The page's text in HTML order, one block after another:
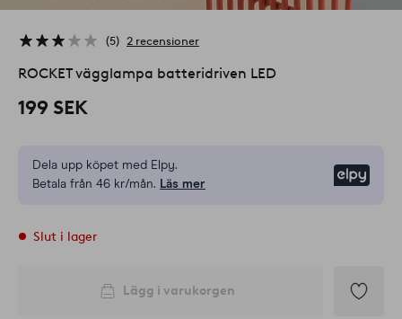
5 2 recensioner
ROCKET vägglampa batteridriven LED
199 SEK
Dela upp köpet med Elpy.
Betala från 46 kr/mån. Läs mer
Slut i lager
Lägg i varukorgen